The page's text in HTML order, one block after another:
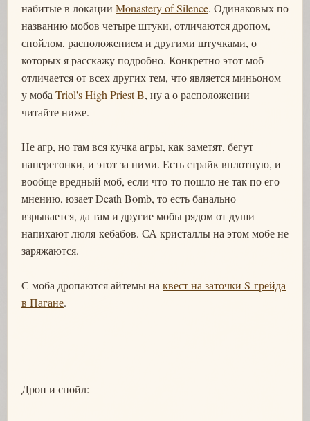
набитые в локации Monastery of Silence. Одинаковых по
названию мобов четыре штуки, отличаются дропом,
спойлом, расположением и другими штучками, о
которых я расскажу подробно. Конкретно этот моб
отличается от всех других тем, что является миньоном
у моба Triol's High Priest B, ну а о расположении
читайте ниже.
Не агр, но там вся кучка агры, как заметят, бегут
наперегонки, и этот за ними. Есть страйк вплотную, и
вообще вредный моб, если что-то пошло не так по его
мнению, юзает Death Bomb, то есть банально
взрывается, да там и другие мобы рядом от души
напихают люля-кебабов. СА кристаллы на этом мобе не
заряжаются.
С моба дропаются айтемы на квест на заточки S-грейда
в Пагане.
Дроп и спойл: